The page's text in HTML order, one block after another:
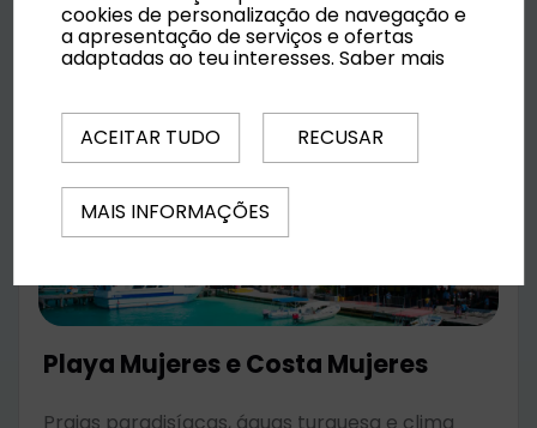
Playa Mujeres e Costa Mujeres
Praias paradisíacas, águas turquesa e clima
cookies de personalização de navegação e
a apresentação de serviços e ofertas
adaptadas ao teu interesses.Saber mais
ACEITAR TUDO RECUSAR
MAIS INFORMAÇÕES